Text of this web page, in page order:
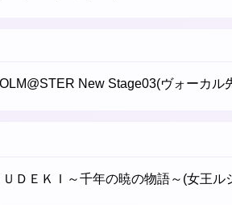
New Stage03(ヴォーカル
ＤＥＫＩ～千年の暁の物語～(女王ル